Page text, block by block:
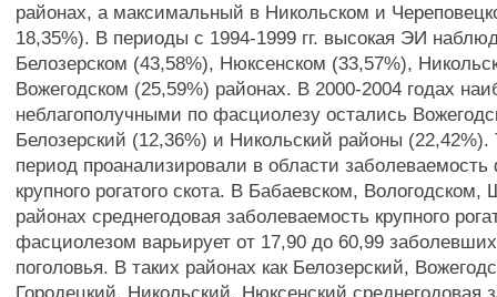
районах, а максимальный в Никольском и
18,35%). В периоды с 1994-1999 гг. высокая ЭИ
Белозерском (43,58%), Нюксенском (33,57%),
Вожегодском (25,59%) районах. В 2000-2004 годах
неблагополучными по фасциолезу остались
Белозерский (12,36%) и Никольский районы (22,42%).
период проанализировали в области
крупного рогатого скота. В Бабаевском, Вологодском,
районах среднегодовая заболеваемость крупного
фасциолезом варьирует от 17,90 до 60,99
поголовья. В таких районах как Белозерский,
Городецкий, Никольский, Нюксенский среднегодовая